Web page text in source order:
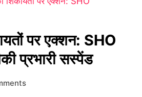
पर एक्शन: SHO
प्रभारी सस्पेंड